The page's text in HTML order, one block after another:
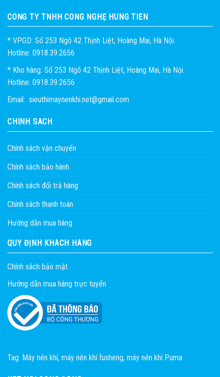
CÔNG TY TNHH CÔNG NGHỆ HÙNG TIẾN
* VPGD: Số 253 Ngõ 42 Thịnh Liệt, Hoàng Mai, Hà Nội.
Hotline: 0918.39.2656
* Kho hàng: Số 253 Ngõ 42 Thịnh Liệt, Hoàng Mai, Hà Nội.
Hotline: 0918.39.2656
Email: sieuthimaynenkhi.net@gmail.com
CHÍNH SÁCH
Chính sách vận chuyển
Chính sách bảo hành
Chính sách đổi trả hàng
Chính sách thanh toán
Hướng dẫn mua hàng
QUY ĐỊNH KHÁCH HÀNG
Chính sách bảo mật
Hướng dẫn mua hàng trực tuyến
Tag: Máy nén khí, máy nén khí fusheng, máy nén khí Puma